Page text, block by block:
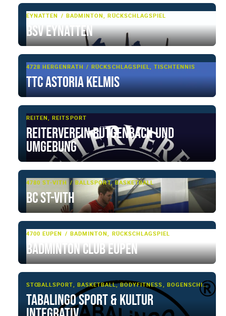
EYNATTEN BADMINTON, RÜCKSCHLAGSPIEL
BSV Eynatten
4728 HERGENRATH RÜCKSCHLAGSPIEL, TISCHTENNIS
TTC ASTORIA KELMIS
REITEN, REITSPORT
Reiterverein Bütgenbach und
Umgebung
4780 ST-VITH BALLSPORT, BASKETBALL
BC St-Vith
4700 EUPEN BADMINTON, RÜCKSCHLAGSPIEL
Badminton Club Eupen
STOLBERG BALLSPORT, BASKETBALL, BODYFITNESS, BOGENSCHIESSEN, FITNESS, FUSSBALL, KAMPFSPORT/-KUNST, KRAFTTRAINING, MULTI-SPORT, RÜCKSCHLAGSPIEL, SCHIESSSPORT, SHOWTANZ, TAEKWONDO, TANZSPORT, TISCHTENNIS, ZIRKELTRAINING
TABALiNGO Sport & Kultur